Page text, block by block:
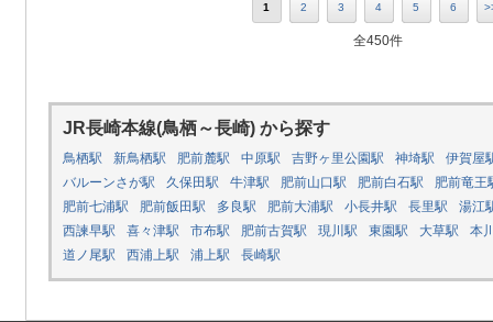
1 2 3 4 5 6
全450件
JR長崎本線(鳥栖～長崎) から探す
鳥栖駅 新鳥栖駅 肥前麓駅 中原駅 吉野ヶ里公園駅 神埼駅
伊賀屋
バルーンさが駅
久保田駅 牛津駅 肥前山口駅 肥前白石駅
肥前竜王
肥前七浦駅
肥前飯田駅 多良駅 肥前大浦駅 小長井駅 長里駅
湯江
西諫早駅
喜々津駅 市布駅 肥前古賀駅 現川駅 東園駅 大草駅
本
道ノ尾駅
西浦上駅 浦上駅 長崎駅